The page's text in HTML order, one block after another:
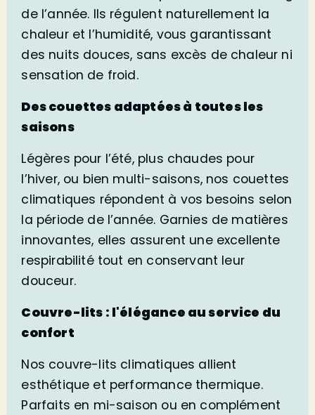
de l’année. Ils régulent naturellement la
chaleur et l’humidité, vous garantissant
des nuits douces, sans excès de chaleur ni
sensation de froid.
Des couettes adaptées à toutes les
saisons
Légères pour l’été, plus chaudes pour
l’hiver, ou bien multi-saisons, nos couettes
climatiques répondent à vos besoins selon
la période de l’année. Garnies de matières
innovantes, elles assurent une excellente
respirabilité tout en conservant leur
douceur.
Couvre-lits : l'élégance au service du
confort
Nos couvre-lits climatiques allient
esthétique et performance thermique.
Parfaits en mi-saison ou en complément